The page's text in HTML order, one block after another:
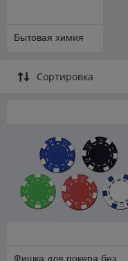
Бытовая химия
Сортировка
Фишка для покера без